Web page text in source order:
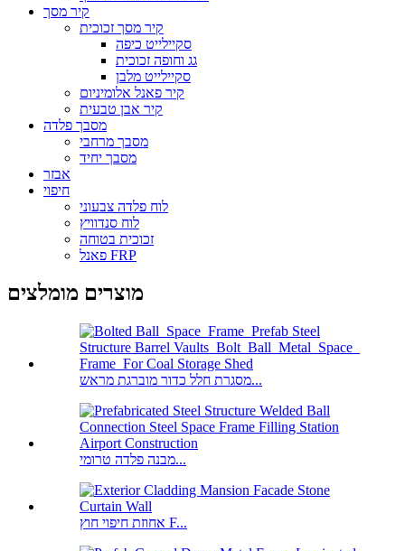
קיר מסך
קיר מסך זכוכית
סקיילייט כיפה
גג וחופה זכוכית
סקיילייט מלבן
קיר פאנל אלומיניום
קיר אבן טבעית
מסבך פלדה
מסבך מרחבי
מסבך יחיד
אבזר
חיפוי
לוח פלדה צבעוני
לוח סנדוויץ
זכוכית בטוחה
פאנל FRP
מוצרים מומלצים
מסגרת חלל כדור מוברגת מראש...
מבנה פלדה טרומי...
אחוזת חיפוי חוץ F...